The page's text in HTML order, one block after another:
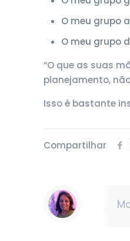
O meu grupo
O meu grupo
“O que as suas
planejamento,
Isso é bastante
Compartilhar